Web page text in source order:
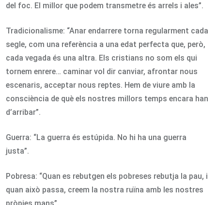
del foc. El millor que podem transmetre és arrels i ales”.
Tradicionalisme: “Anar endarrere torna regularment cada
segle, com una referència a una edat perfecta que, però,
cada vegada és una altra. Els cristians no som els qui
tornem enrere… caminar vol dir canviar, afrontar nous
escenaris, acceptar nous reptes. Hem de viure amb la
consciència de què els nostres millors temps encara han
d’arribar”.
Guerra: “La guerra és estúpida. No hi ha una guerra
justa”.
Pobresa: “Quan es rebutgen els pobreses rebutja la pau, i
quan això passa, creem la nostra ruïna amb les nostres